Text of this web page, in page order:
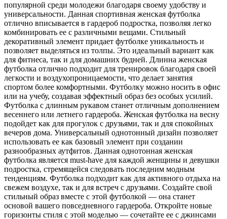
популярной среди молодежи благодаря своему удобству и
универсальности. Данная спортивная женская футболка
отлично вписывается в гардероб подростка, позволяя легко
комбинировать ее с различными вещами. Стильный
декоративный элемент придает футболке уникальность и
позволяет выделяться из толпы. Это идеальный вариант как
для фитнеса, так и для домашних будней. Длинна женская
футболка отлично подходит для тренировок благодаря своей
легкости и воздухопроницаемости, что делает занятия
спортом более комфортными. Футболку можно носить в офис
или на учебу, создавая эффектный образ без особых усилий.
Футболка с длинным рукавом станет отличным дополнением
весеннего или летнего гардероба. Женская футболка на весну
подойдет как для прогулок с друзьями, так и для спокойных
вечеров дома. Универсальный однотонный дизайн позволяет
использовать ее как базовый элемент при создании
разнообразных аутфитов. Данная однотонная женская
футболка является must-have для каждой женщины и девушки
подростка, стремящейся следовать последним модным
тенденциям. Футболка подходит как для активного отдыха на
свежем воздухе, так и для встреч с друзьями. Создайте свой
стильный образ вместе с этой футболкой — она станет
основой вашего повседневного гардероба. Откройте новые
горизонты стиля с этой моделью — сочетайте ее с джинсами